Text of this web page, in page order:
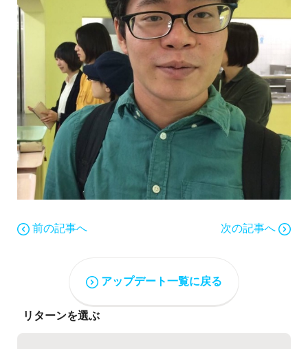
前の記事へ 次の記事へ
アップデート一覧に戻る
リターンを選ぶ